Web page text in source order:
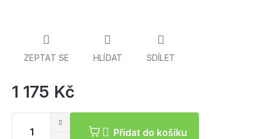
1 175 Kč
Přidat do košíku
ZEPTAT SE HLÍDAT SDÍLET